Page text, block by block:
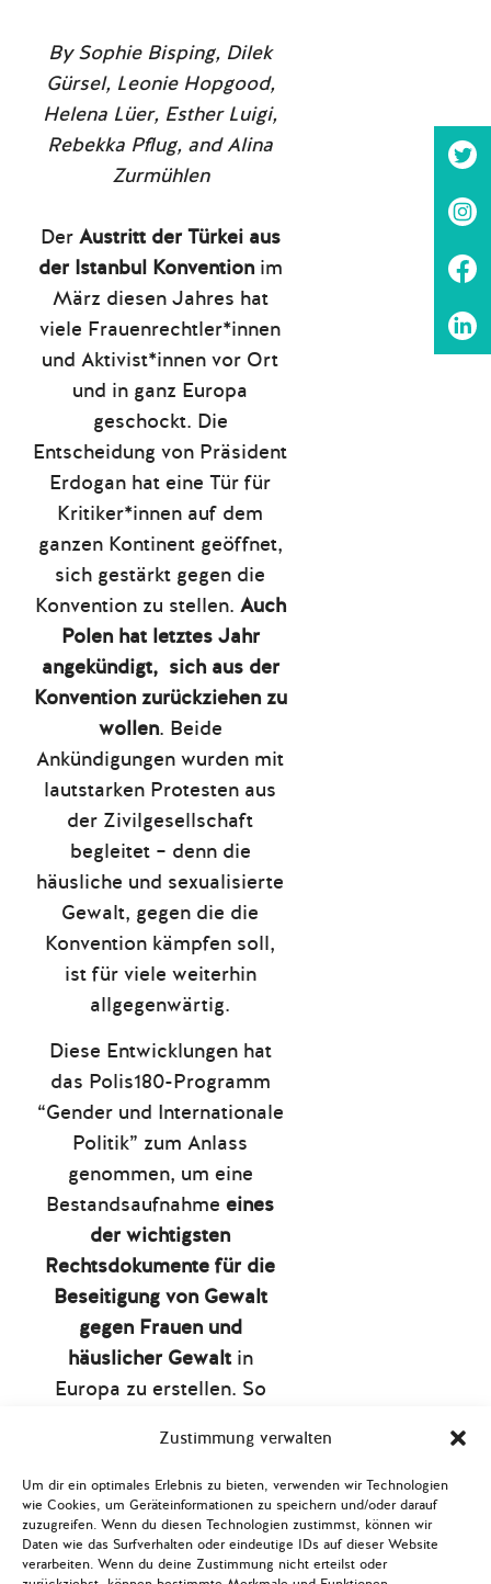
Zustimmung verwalten
Um dir ein optimales Erlebnis zu bieten, verwenden wir Technologien
wie Cookies, um Geräteinformationen zu speichern und/oder darauf
zuzugreifen. Wenn du diesen Technologien zustimmst, können wir
Daten wie das Surfverhalten oder eindeutige IDs auf dieser Website
verarbeiten. Wenn du deine Zustimmung nicht erteilst oder
By Sophie Bisping, Dilek
Gürsel, Leonie Hopgood,
Helena Lüer, Esther Luigi,
Rebekka Pflug, and Alina
Zurmühlen
Der Austritt der Türkei aus
der Istanbul Konventionim
März diesen Jahres hat
viele Frauenrechtler*innen
und Aktivist*innen vor Ort
und in ganz Europa
geschockt. Die
Entscheidung von Präsident
Erdogan hat eine Tür für
Kritiker*innen auf dem
ganzen Kontinent geöffnet,
sich gestärkt gegen die
Konvention zu stellen. Auch
Polen hat letztes Jahr
angekündigt, sich aus der
Konvention zurückziehen zu
wollen. Beide
Ankündigungen wurden mit
lautstarken Protesten aus
der Zivilgesellschaft
begleitet – denn die
häusliche und sexualisierte
Gewalt, gegen die die
Konvention kämpfen soll,
ist für viele weiterhin
allgegenwärtig.
Diese Entwicklungen hat
das Polis180-Programm
“Gender und Internationale
Politik” zum Anlass
genommen, um eine
Bestandsaufnahmeeines
der wichtigsten
Rechtsdokumente für die
Beseitigung von Gewalt
gegen Frauen und
häuslicher Gewaltin
Europa zu erstellen. So
Ratifizierung und
Umsetzung der Konvention
in der Türkei, Polen,
Großbritannien,
Deutschlandund